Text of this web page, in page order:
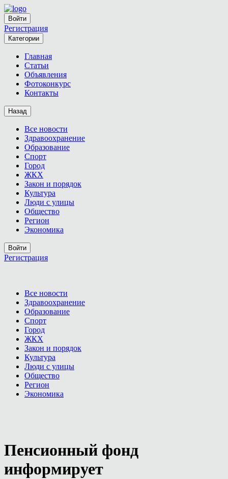
Войти
Регистрация
Категории
Главная
Статьи
Объявления
Фотоконкурс
Контакты
Назад
Все новости
Здравоохранение
Образование
Спорт
Город
ЖКХ
Закон и порядок
Культура
Люди с улицы
Общество
Регион
Экономика
Войти
Регистрация
Все новости
Здравоохранение
Образование
Спорт
Город
ЖКХ
Закон и порядок
Культура
Люди с улицы
Общество
Регион
Экономика
Пенсионный фонд
информирует